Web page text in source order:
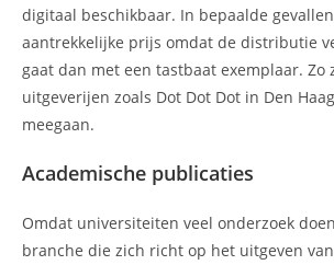
digitaal beschikbaar. In bepaalde
aantrekkelijke prijs omdat de distributie
gaat dan met een tastbaat exemplaar. Zo
uitgeverijen zoals Dot Dot Dot in Den
meegaan.
Academische publicaties
Omdat universiteiten veel onderzoek
branche die zich richt op het uitgeven